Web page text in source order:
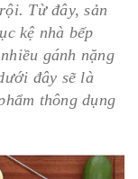
Từ đây, sản
kệ nhà bếp
gánh nặng
đây sẽ là
thông dụng